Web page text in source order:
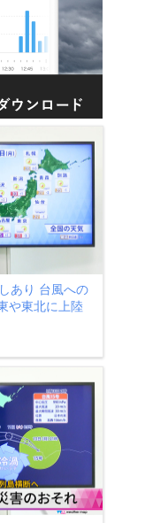
あり 台風への
や東北に上陸